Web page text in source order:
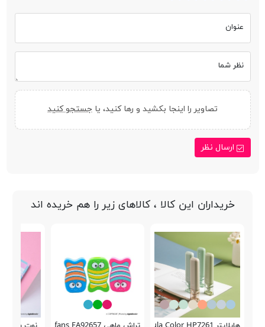
عنوان
نظر شما
تصاویر را اینجا بکشید و رها کنید، یا جستجو کنید
ارسال نظر
خریداران این کالا ، کالاهای زیر را هم خریده اند